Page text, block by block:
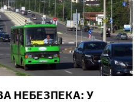
НЕБЕЗПЕКА: У